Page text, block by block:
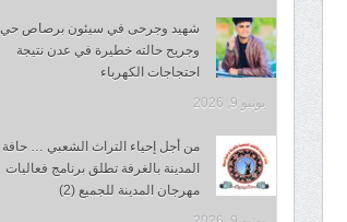
شهيد وجرحى في سيئون برصاص حي
وجريح حالته خطيرة في عدن نتيجة
احتجاجات الكهرباء
يونيو 9, 2026
من أجل إحياء التراث الشعبي … حافة
المدينة بالغرفة تطلق برنامج فعاليات
مهرجان المدينة للجميع (2)